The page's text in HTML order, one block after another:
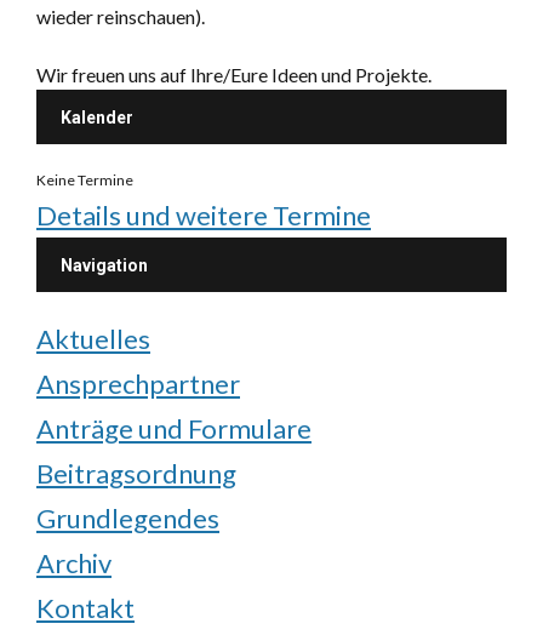
wieder reinschauen).
Wir freuen uns auf Ihre/Eure Ideen und Projekte.
Kalender
Keine Termine
Details und weitere Termine
Navigation
Aktuelles
Ansprechpartner
Anträge und Formulare
Beitragsordnung
Grundlegendes
Archiv
Kontakt